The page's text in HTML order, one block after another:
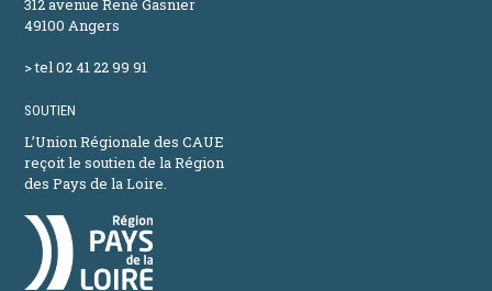
49100 Angers
> tel 02 41 22 99 91
SOUTIEN
L’Union Régionale des CAUE
reçoit le soutien de la Région
des Pays de la Loire.